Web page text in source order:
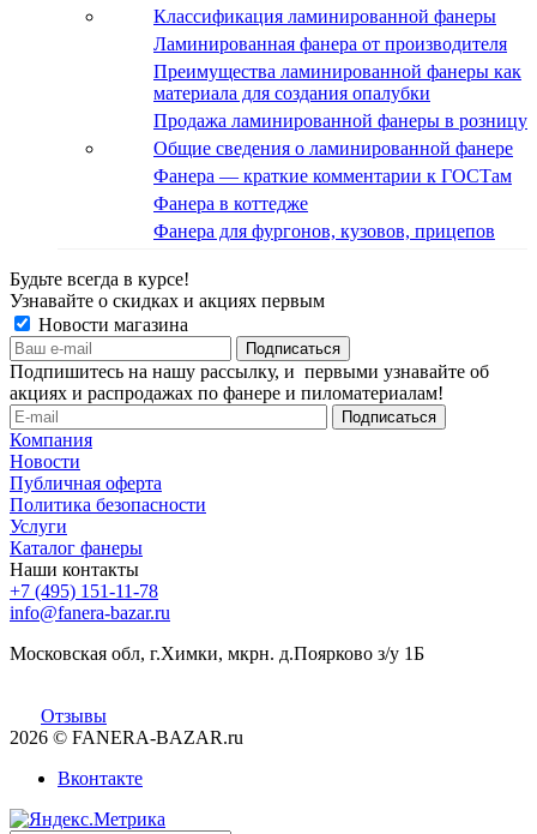
Классификация ламинированной фанеры
Ламинированная фанера от производителя
Преимущества ламинированной фанеры как
материала для создания опалубки
Продажа ламинированной фанеры в розницу
Общие сведения о ламинированной фанере
Фанера — краткие комментарии к ГОСТам
Фанера в коттедже
Фанера для фургонов, кузовов, прицепов
Будьте всегда в курсе!
Узнавайте о скидках и акциях первым
Новости магазина
Подпишитесь на нашу рассылку, и первыми узнавайте об
акциях и распродажах по фанере и пиломатериалам!
Компания
Новости
Публичная оферта
Политика безопасности
Услуги
Каталог фанеры
Наши контакты
+7 (495) 151-11-78
info@fanera-bazar.ru
Московская обл, г.Химки, мкрн. д.Поярково з/у 1Б
Отзывы
2026 © FANERA-BAZAR.ru
Вконтакте